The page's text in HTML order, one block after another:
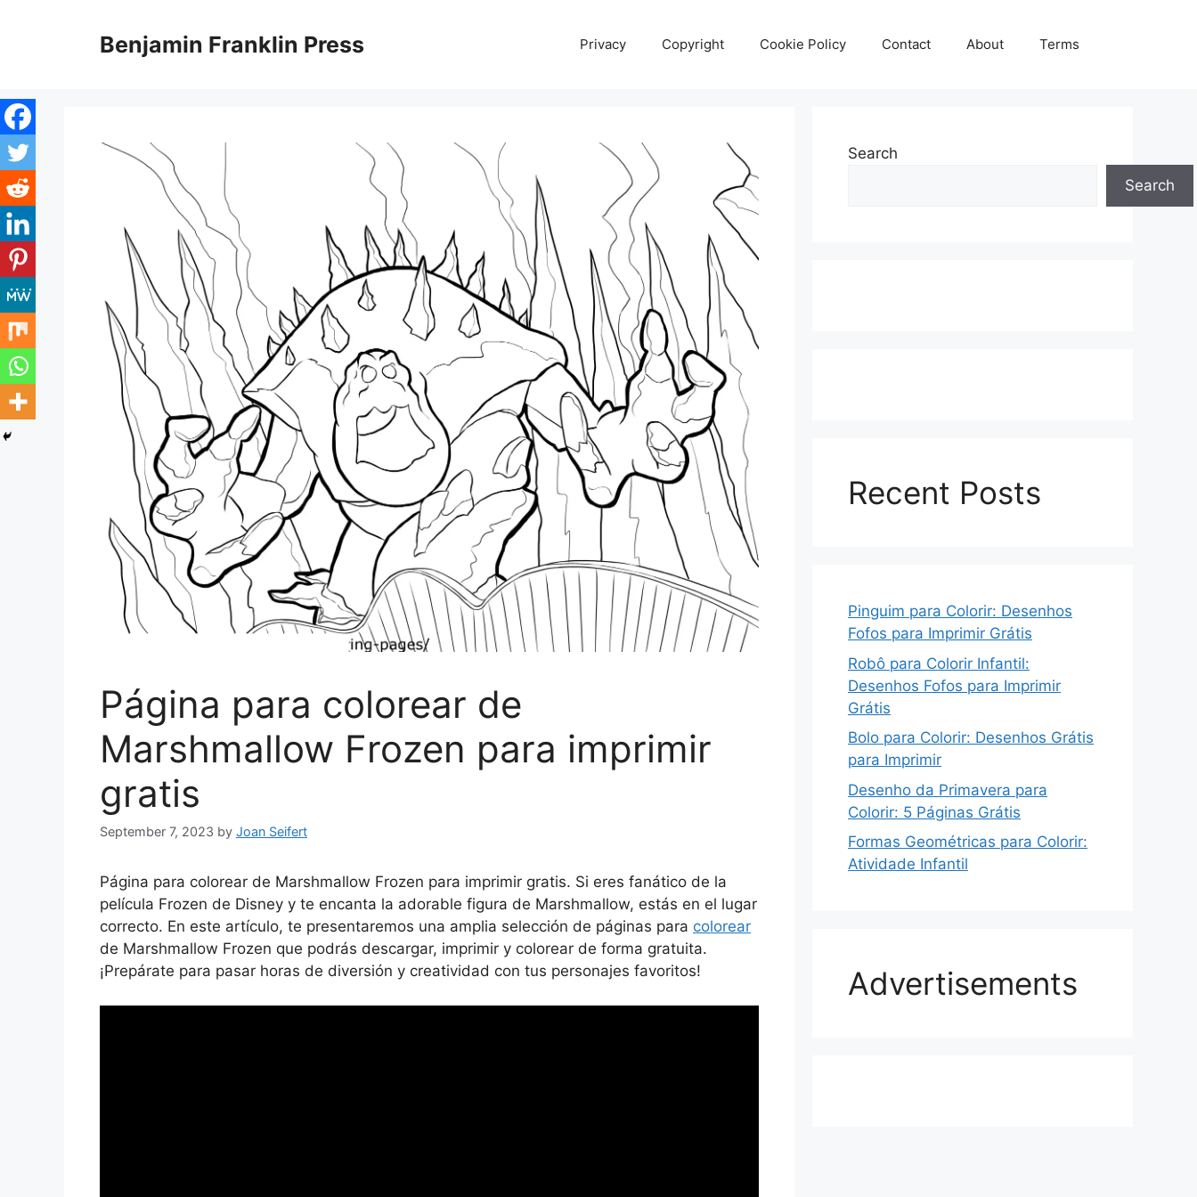
Benjamin Franklin Press Privacy Copyright Cookie Policy Contact About Terms
Página para colorear de
Marshmallow Frozen para imprimir
gratis
September 7, 2023 by Joan Seifert
Página para colorear de Marshmallow Frozen para imprimir gratis. Si eres fanático de la
película Frozen de Disney y te encanta la adorable figura de Marshmallow, estás en el lugar
correcto. En este artículo, te presentaremos una amplia selección de páginas para colorear
de Marshmallow Frozen que podrás descargar, imprimir y colorear de forma gratuita.
¡Prepárate para pasar horas de diversión y creatividad con tus personajes favoritos!
Search
Search
Recent Posts
Pinguim para Colorir: Desenhos
Fofos para Imprimir Grátis
Robô para Colorir Infantil:
Desenhos Fofos para Imprimir
Grátis
Bolo para Colorir: Desenhos Grátis
para Imprimir
Desenho da Primavera para
Colorir: 5 Páginas Grátis
Formas Geométricas para Colorir:
Atividade Infantil
Advertisements